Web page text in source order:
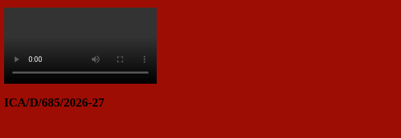
ICA/D/685/2026-27